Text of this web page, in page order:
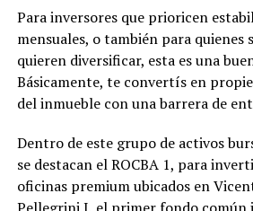
Para inversores que prioricen
mensuales, o también para quienes
quieren diversificar, esta es una
Básicamente, te convertís en
del inmueble con una barrera de
Dentro de este grupo de activos
se destacan el ROCBA 1, para
oficinas premium ubicados en